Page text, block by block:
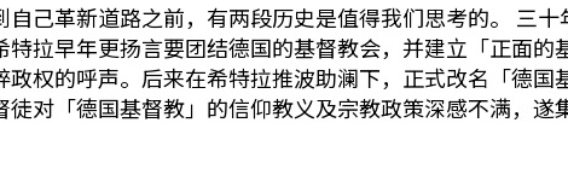
自己革新道路之前，有两段历史是值得我们思考的。 三
特拉早年更扬言要团结德国的基督教会，并建立「正面
政权的呼声。后来在希特拉推波助澜下，正式改名「德
徒对「德国基督教」的信仰教义及宗教政策深感不满，